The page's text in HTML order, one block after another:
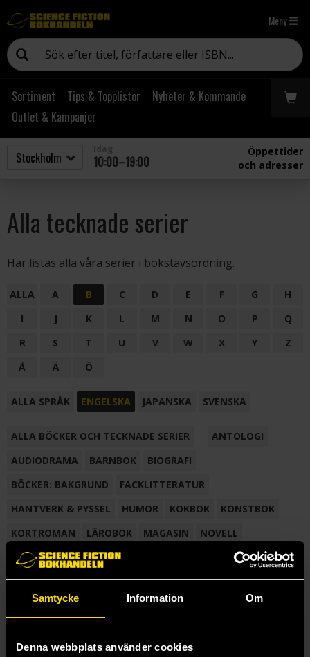
Samtycke Information Om
Denna webbplats använder cookies
Meny
Sortiment Tips & Topplistor
Nyheter & Kommande
Outlet & Kampanjer
10:00–19:00
Öppettider
och adresser
Alla tecknade serier
Här listas alla våra serier i bokstavsordning.
ALLA A B C D E F G
H
I
J K L M N O P
Q
R
S T U V W X Y
Z
Å
Ä Ö
ALLA SPRÅK ENGELSKA JAPANSKA SVENSKA
ALLA BÖCKER OCH TECKNADE SERIER
ANTOLOGI
AUDIODRAMA
BARNBOK
BIOGRAFI
BÖCKER: BAKGRUND
FACKLITTERATUR
HANTVERK & PYSSEL
HUMOR KOKBOK
KONSTBOK
KORTROMAN
LÄROBOK MAGASIN
NOVELL
NOVELLMAGASIN
NOVELLSAMLING
ROMAN
SAMLINGSVOLYM
TECKNA & MÅLA TECKNAD SERIE
B